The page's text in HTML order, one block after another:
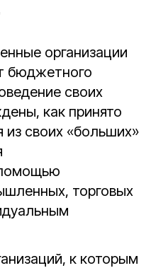
организации
бюджетного
своих
как принято
из своих «больших»
торговых
к которым